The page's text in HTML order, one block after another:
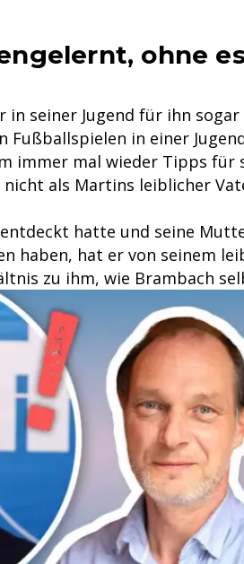
ohne
seiner Jugend für ihn
Fußballspielen in einer
immer mal wieder Tipps für
als Martins leiblicher
hatte und seine
haben, hat er von seinem
zu ihm, wie Brambach